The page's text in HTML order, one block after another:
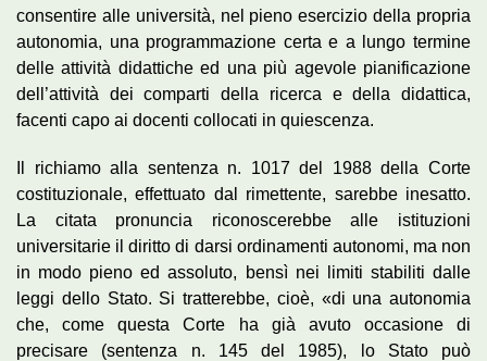
consentire alle università, nel pieno esercizio della propria
autonomia, una programmazione certa e a lungo termine
delle attività didattiche ed una più agevole pianificazione
dell’attività dei comparti della ricerca e della didattica,
facenti capo ai docenti collocati in quiescenza.
Il richiamo alla sentenza n. 1017 del 1988 della Corte
costituzionale, effettuato dal rimettente, sarebbe inesatto.
La citata pronuncia riconoscerebbe alle istituzioni
universitarie il diritto di darsi ordinamenti autonomi, ma non
in modo pieno ed assoluto, bensì nei limiti stabiliti dalle
leggi dello Stato. Si tratterebbe, cioè, «di una autonomia
che, come questa Corte ha già avuto occasione di
precisare (sentenza n. 145 del 1985), lo Stato può